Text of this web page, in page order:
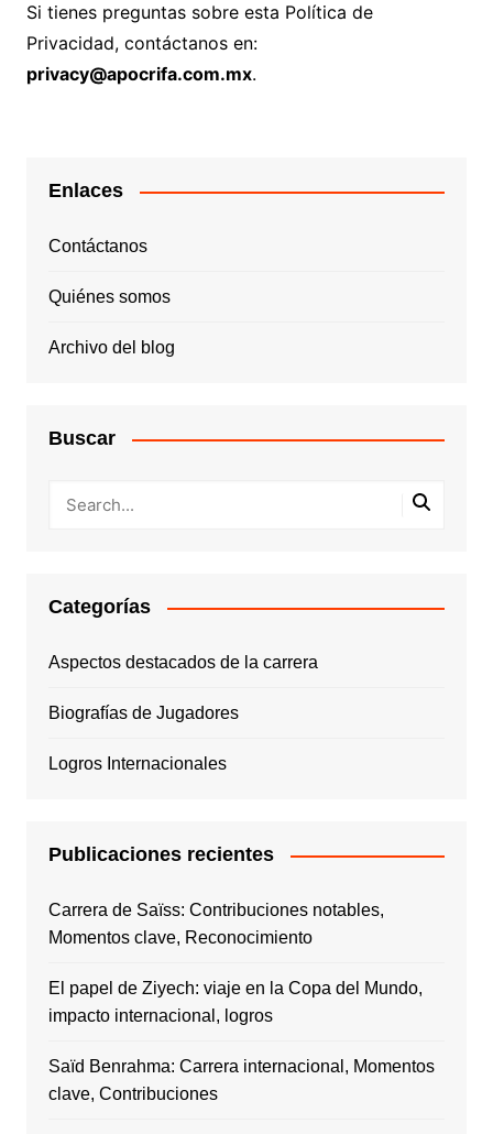
Si tienes preguntas sobre esta Política de
Privacidad, contáctanos en:
privacy@apocrifa.com.mx.
Enlaces
Contáctanos
Quiénes somos
Archivo del blog
Buscar
Categorías
Aspectos destacados de la carrera
Biografías de Jugadores
Logros Internacionales
Publicaciones recientes
Carrera de Saïss: Contribuciones notables,
Momentos clave, Reconocimiento
El papel de Ziyech: viaje en la Copa del Mundo,
impacto internacional, logros
Saïd Benrahma: Carrera internacional, Momentos
clave, Contribuciones